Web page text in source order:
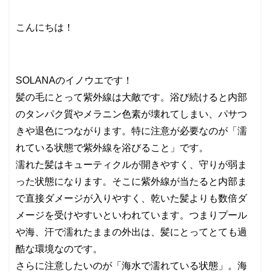
こんにちは！
SOLANAのイノウエです！
髪の毛にとって紫外線は大敵です。浴び続けると内部
のタンパク質やメラニン色素が壊れてしまい、パサつ
きや退色につながります。特に注意が必要なのが「濡
れている状態で紫外線を浴びること」です。
濡れた髪はキューティクルが開きやすく、守りが弱ま
った状態になります。そこに紫外線が当たると内部ま
で直接ダメージが入りやすく、乾いた髪よりも数倍ダ
メージを受けやすいといわれています。つまりプール
や海、汗で濡れたままの外出は、髪にとってとても過
酷な環境なのです。
さらに注意したいのが「海水で濡れている状態」。海